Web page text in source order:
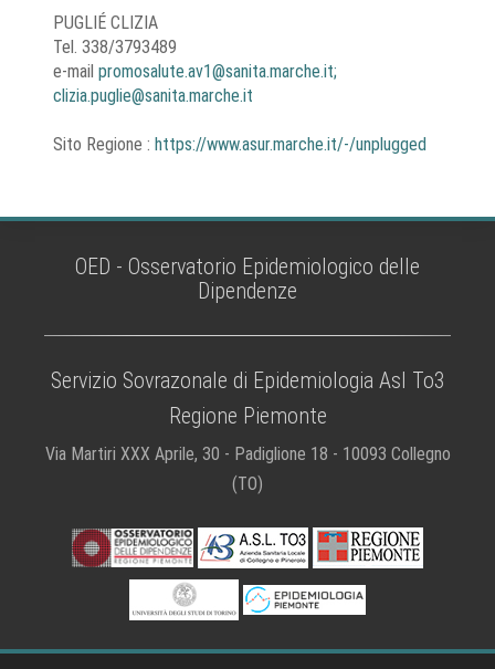
PUGLIÉ CLIZIA
Tel. 338/3793489
e-mail promosalute.av1@sanita.marche.it;
clizia.puglie@sanita.marche.it
Sito Regione : https://www.asur.marche.it/-/unplugged
OED - Osservatorio Epidemiologico delle
Dipendenze
Servizio Sovrazonale di Epidemiologia Asl To3
Regione Piemonte
Via Martiri XXX Aprile, 30 - Padiglione 18 - 10093 Collegno
(TO)